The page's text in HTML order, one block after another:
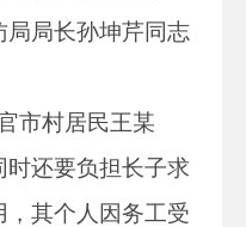
局局长孙坤芹同志
市村居民王某
还要负担长子求
其个人因务工受